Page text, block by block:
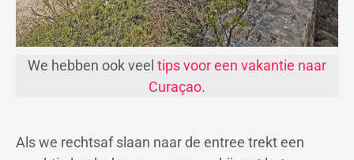
We hebben ook veel tips voor een vakantie naar
Curaçao.
Als we rechtsaf slaan naar de entree trekt een